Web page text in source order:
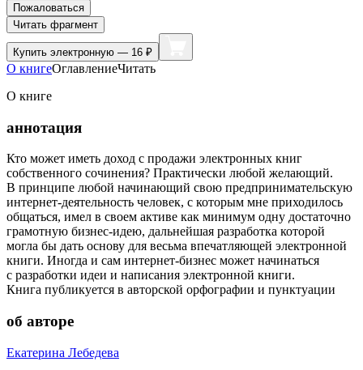
Пожаловаться
Читать фрагмент
Купить электронную — 16 ₽
О книгеОглавлениеЧитать
О книге
аннотация
Кто может иметь доход с продажи электронных книг
собственного сочинения? Практически любой желающий.
В принципе любой начинающий свою предпринимательскую
интернет-деятельность человек, с которым мне приходилось
общаться, имел в своем активе как минимум одну достаточно
грамотную бизнес-идею, дальнейшая разработка которой
могла бы дать основу для весьма впечатляющей электронной
книги. Иногда и сам интернет-бизнес может начинаться
с разработки идеи и написания электронной книги.
Книга публикуется в авторской орфографии и пунктуации
об авторе
Екатерина Лебедева